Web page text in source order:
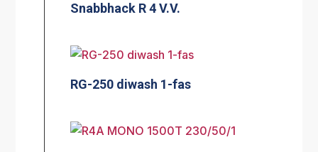
Snabbhack R 4 V.V.
RG-250 diwash 1-fas